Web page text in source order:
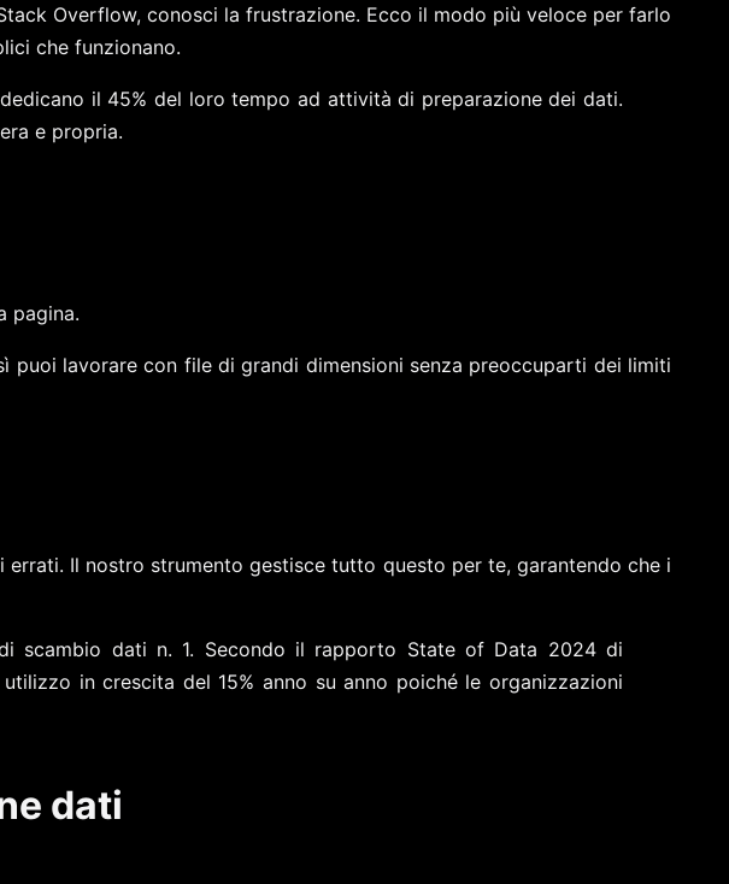
Overflow, conosci la frustrazione. Ecco il modo più veloce per farlo
che funzionano.
il 45% del loro tempo ad attività di preparazione dei dati.
e propria.
pagina.
lavorare con file di grandi dimensioni senza preoccuparti dei limiti
Il nostro strumento gestisce tutto questo per te, garantendo che i
scambio dati n. 1. Secondo il rapporto State of Data 2024 di
in crescita del 15% anno su anno poiché le organizzazioni
dati